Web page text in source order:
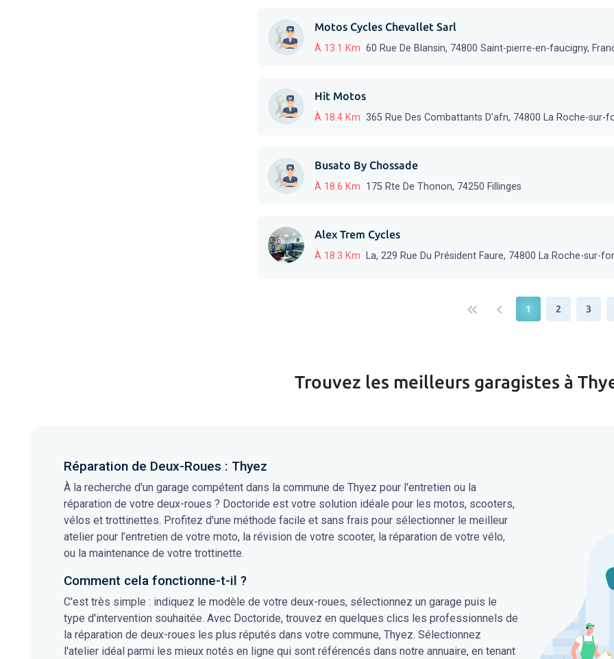
Motos Cycles Chevallet Sarl
À 13.1 Km 60 Rue De Blansin, 74800 Saint-pierre-en-faucigny,
Hit Motos
À 18.4 Km 365 Rue Des Combattants D'afn, 74800 La Roche-sur-
Busato By Chossade
À 18.6 Km 175 Rte De Thonon, 74250 Fillinges
Alex Trem Cycles
À 18.3 Km La, 229 Rue Du Président Faure, 74800 La Roche-sur-
keyboard_double_arrow_left keyboard_arrow_left 1 2 3
Trouvez les meilleurs garagistes à
Réparation de Deux-Roues : Thyez
À la recherche d'un garage compétent dans la commune de Thyez pour l'entretien ou la
réparation de votre deux-roues ? Doctoride est votre solution idéale pour les motos, scooters,
vélos et trottinettes. Profitez d'une méthode facile et sans frais pour sélectionner le meilleur
atelier pour l’entretien de votre moto, la révision de votre scooter, la réparation de votre vélo,
ou la maintenance de votre trottinette.
Comment cela fonctionne-t-il ?
C'est très simple : indiquez le modèle de votre deux-roues, sélectionnez un garage puis le
type d'intervention souhaitée. Avec Doctoride, trouvez en quelques clics les professionnels de
la réparation de deux-roues les plus réputés dans votre commune, Thyez. Sélectionnez
l'atelier idéal parmi les mieux notés en ligne qui sont référencés dans notre annuaire, en tenant